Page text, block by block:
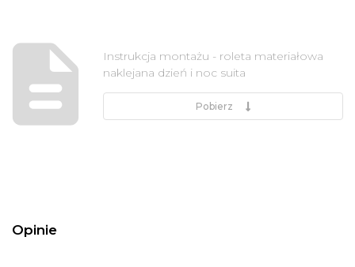
Instrukcja montażu - roleta materiałowa
naklejana dzień i noc suita
Pobierz
Opinie